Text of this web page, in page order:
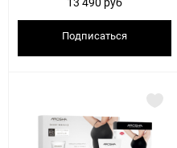
Подписаться